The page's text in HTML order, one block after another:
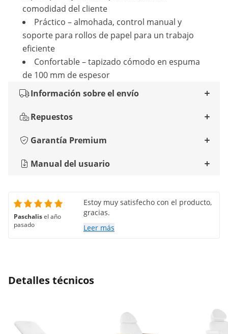
comodidad del cliente
Práctico – almohada, control manual y
soporte para rollos de papel para un trabajo
eficiente
Confortable – tapizado cómodo en espuma
de 100 mm de espesor
Información sobre el envío
Repuestos
Garantía Premium
Manual del usuario
Paschalisel año
pasado
Estoy muy satisfecho con el producto,
gracias.
Leer más
Detalles técnicos